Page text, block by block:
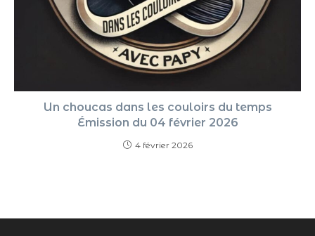
Un choucas dans les couloirs du temps
Émission du 04 février 2026
4 février 2026